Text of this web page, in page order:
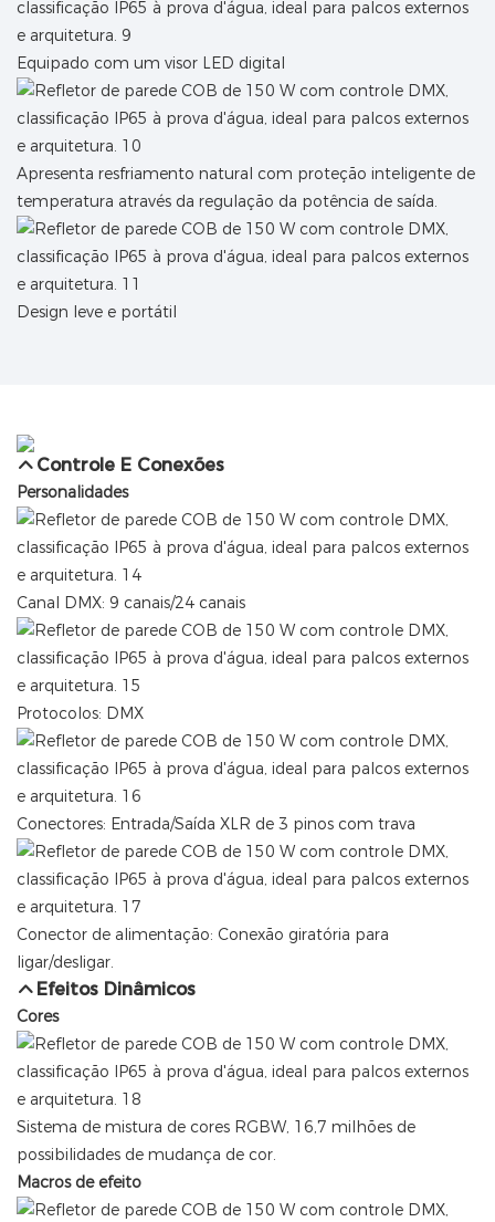
Equipado com um visor LED digital
Apresenta resfriamento natural com proteção inteligente de
temperatura através da regulação da potência de saída.
Design leve e portátil
Controle E Conexões
Personalidades
Canal DMX: 9 canais/24 canais
Protocolos: DMX
Conectores: Entrada/Saída XLR de 3 pinos com trava
Conector de alimentação: Conexão giratória para
ligar/desligar.
Efeitos Dinâmicos
Cores
Sistema de mistura de cores RGBW, 16,7 milhões de
possibilidades de mudança de cor.
Macros de efeito